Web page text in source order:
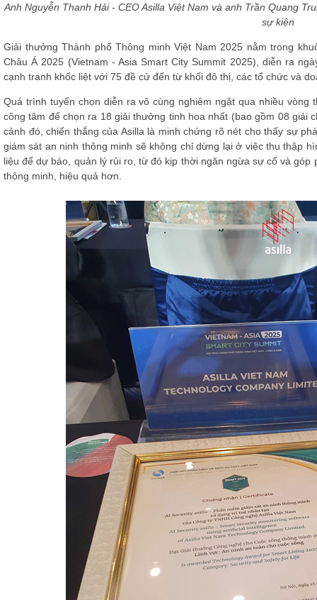
Anh Nguyễn Thanh Hải - CEO Asilla Việt Nam và anh Trần Quang
sự kiện
Giải thưởng Thành phố Thông minh Việt Nam 2025 nằm trong
Châu Á 2025 (Vietnam - Asia Smart City Summit 2025), diễn ra
cạnh tranh khốc liệt với 75 đề cử đến từ khối đô thị, các tổ chức và
Quá trình tuyển chọn diễn ra vô cùng nghiêm ngặt qua nhiều vòng
công tâm để chọn ra 18 giải thưởng tinh hoa nhất (bao gồm 08 giải
cảnh đó, chiến thắng của Asilla là minh chứng rõ nét cho thấy sự
giám sát an ninh thông minh sẽ không chỉ dừng lại ở việc thu thập
liệu để dự báo, quản lý rủi ro, từ đó kịp thời ngăn ngừa sự cố và
thông minh, hiệu quả hơn.